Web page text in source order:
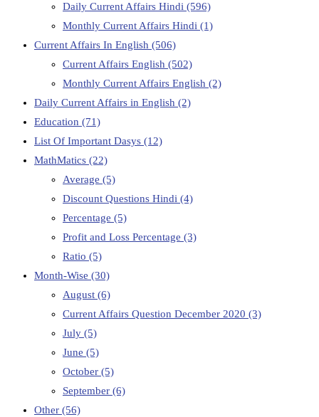
Daily Current Affairs Hindi (596)
Monthly Current Affairs Hindi (1)
Current Affairs In English (506)
Current Affairs English (502)
Monthly Current Affairs English (2)
Daily Current Affairs in English (2)
Education (71)
List Of Important Dasys (12)
MathMatics (22)
Average (5)
Discount Questions Hindi (4)
Percentage (5)
Profit and Loss Percentage (3)
Ratio (5)
Month-Wise (30)
August (6)
Current Affairs Question December 2020 (3)
July (5)
June (5)
October (5)
September (6)
Other (56)